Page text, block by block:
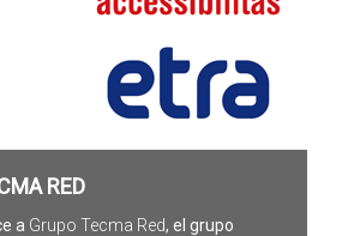
RED
a Grupo Tecma Red, el grupo